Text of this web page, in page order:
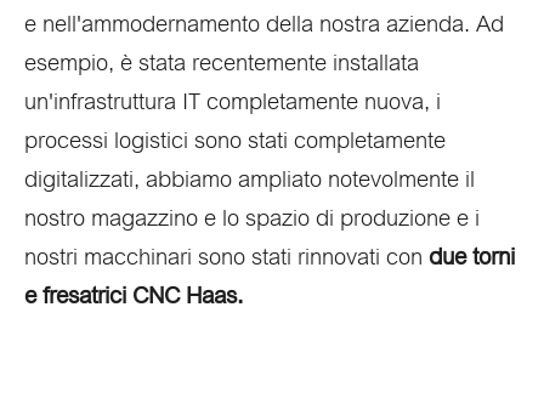
e nell'ammodernamento della nostra azienda. Ad
esempio, è stata recentemente installata
un'infrastruttura IT completamente nuova, i
processi logistici sono stati completamente
digitalizzati, abbiamo ampliato notevolmente il
nostro magazzino e lo spazio di produzione e i
nostri macchinari sono stati rinnovati con due torni
e fresatrici CNC Haas.